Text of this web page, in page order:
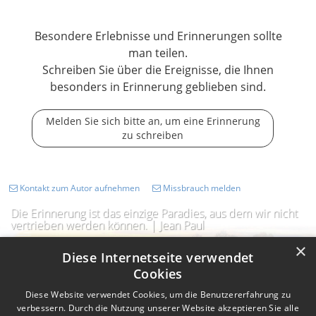
Besondere Erlebnisse und Erinnerungen sollte
man teilen.
Schreiben Sie über die Ereignisse, die Ihnen
besonders in Erinnerung geblieben sind.
Melden Sie sich bitte an, um eine Erinnerung
zu schreiben
Die Erinnerung ist das einzige Paradies, aus dem wir nicht
vertrieben werden können. | Jean Paul
Kontakt zum Autor aufnehmen Missbrauch melden
×
Diese Internetseite verwendet
Cookies
Diese Website verwendet Cookies, um die Benutzererfahrung zu
verbessern. Durch die Nutzung unserer Website akzeptieren Sie alle